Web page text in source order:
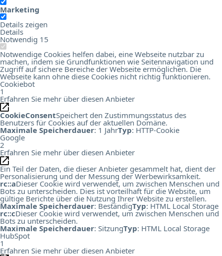
Marketing
Details zeigen
Details
Notwendig 15
Notwendige Cookies helfen dabei, eine Webseite nutzbar zu
machen, indem sie Grundfunktionen wie Seitennavigation und
Zugriff auf sichere Bereiche der Webseite ermöglichen. Die
Webseite kann ohne diese Cookies nicht richtig funktionieren.
Cookiebot
1
Erfahren Sie mehr über diesen Anbieter
CookieConsentSpeichert den Zustimmungsstatus des
Benutzers für Cookies auf der aktuellen Domäne.
Maximale Speicherdauer: 1 JahrTyp: HTTP-Cookie
Google
2
Erfahren Sie mehr über diesen Anbieter
Ein Teil der Daten, die dieser Anbieter gesammelt hat, dient der
Personalisierung und der Messung der Werbewirksamkeit.
rc::aDieser Cookie wird verwendet, um zwischen Menschen und
Bots zu unterscheiden. Dies ist vorteilhaft für die Website, um
gültige Berichte über die Nutzung Ihrer Website zu erstellen.
Maximale Speicherdauer: BeständigTyp: HTML Local Storage
rc::cDieser Cookie wird verwendet, um zwischen Menschen und
Bots zu unterscheiden.
Maximale Speicherdauer: SitzungTyp: HTML Local Storage
HubSpot
1
Erfahren Sie mehr über diesen Anbieter